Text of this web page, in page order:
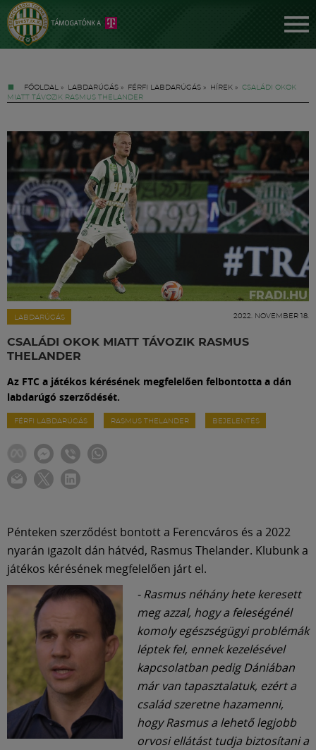
FŐOLDAL » LABDARÚGÁS » FÉRFI LABDARÚGÁS » HÍREK » CSALÁDI OKOK
MIATT TÁVOZIK RASMUS THELANDER
LABDARÚGÁS 2022. NOVEMBER 18.
CSALÁDI OKOK MIATT TÁVOZIK RASMUS
THELANDER
Az FTC a játékos kérésének megfelelően felbontotta a dán
labdarúgó szerződését.
FÉRFI LABDARÚGÁS RASMUS THELANDER BEJELENTÉS
Pénteken szerződést bontott a Ferencváros és a 2022
nyarán igazolt dán hátvéd, Rasmus Thelander. Klubunk a
játékos kérésének megfelelően járt el.
- Rasmus néhány hete keresett
meg azzal, hogy a feleségénél
komoly egészségügyi problémák
léptek fel, ennek kezelésével
kapcsolatban pedig Dániában
már van tapasztalatuk, ezért a
család szeretne hazamenni,
hogy Rasmus a lehető legjobb
orvosi ellátást tudja biztosítani a
Jegyek
FM YouTube +
Labdarúgás
Meccscenter
Klub
Shop
Közösség
Múzeum
English